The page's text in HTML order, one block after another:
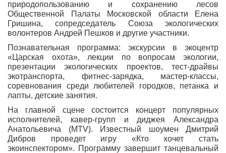
природопользованию и сохранению лесов
Общественной Палаты Московской области Елена
Гришина, сопредседатель Союза экологических
волонтеров Андрей Пешков и другие участники.
Познавательная программа: экскурсии в экоцентр
«Царская охота», лекции по вопросам экологии,
презентации экологических проектов, тест-драйвы
экотранспорта, фитнес-зарядка, мастер-классы,
соревнования среди любителей городков, петанка и
лапты, детские занятия.
На главной сцене состоится концерт популярных
исполнителей, кавер-групп и диджея Александра
Анатольевича (MTV). Известный шоумен Дмитрий
Дибров проведет игру «Кто хочет стать
экоинспектором». Программу завершит танцевальный